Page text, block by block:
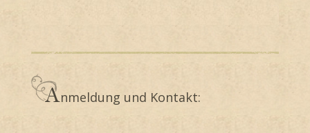
nmeldung und Kontakt: